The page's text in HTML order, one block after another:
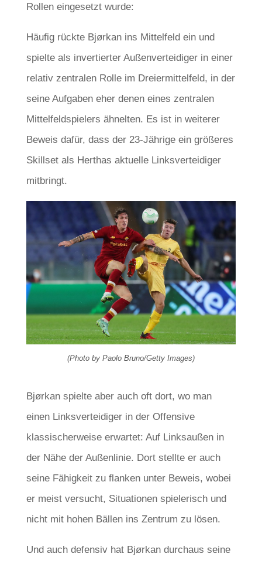
Rollen eingesetzt wurde:
Häufig rückte Bjørkan ins Mittelfeld ein und
spielte als invertierter Außenverteidiger in einer
relativ zentralen Rolle im Dreiermittelfeld, in der
seine Aufgaben eher denen eines zentralen
Mittelfeldspielers ähnelten. Es ist in weiterer
Beweis dafür, dass der 23-Jährige ein größeres
Skillset als Herthas aktuelle Linksverteidiger
mitbringt.
(Photo by Paolo Bruno/Getty Images)
Bjørkan spielte aber auch oft dort, wo man
einen Linksverteidiger in der Offensive
klassischerweise erwartet: Auf Linksaußen in
der Nähe der Außenlinie. Dort stellte er auch
seine Fähigkeit zu flanken unter Beweis, wobei
er meist versucht, Situationen spielerisch und
nicht mit hohen Bällen ins Zentrum zu lösen.
Und auch defensiv hat Bjørkan durchaus seine